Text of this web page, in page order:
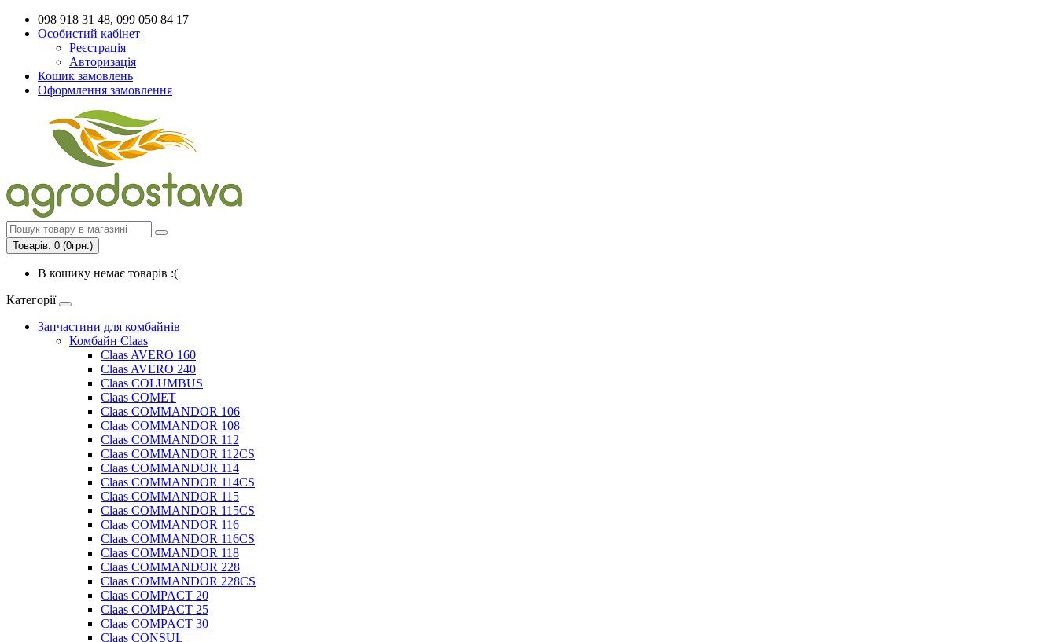
098 918 31 48, 099 050 84 17
Особистий кабінет
Реєстрація
Авторизація
Кошик замовлень
Оформлення замовлення
Товарів: 0 (0грн.)
В кошику немає товарів :(
Категорії
Запчастини для комбайнів
Комбайн Claas
Claas AVERO 160
Claas AVERO 240
Claas COLUMBUS
Claas COMET
Claas COMMANDOR 106
Claas COMMANDOR 108
Claas COMMANDOR 112
Claas COMMANDOR 112CS
Claas COMMANDOR 114
Claas COMMANDOR 114CS
Claas COMMANDOR 115
Claas COMMANDOR 115CS
Claas COMMANDOR 116
Claas COMMANDOR 116CS
Claas COMMANDOR 118
Claas COMMANDOR 228
Claas COMMANDOR 228CS
Claas COMPACT 20
Claas COMPACT 25
Claas COMPACT 30
Claas CONSUL